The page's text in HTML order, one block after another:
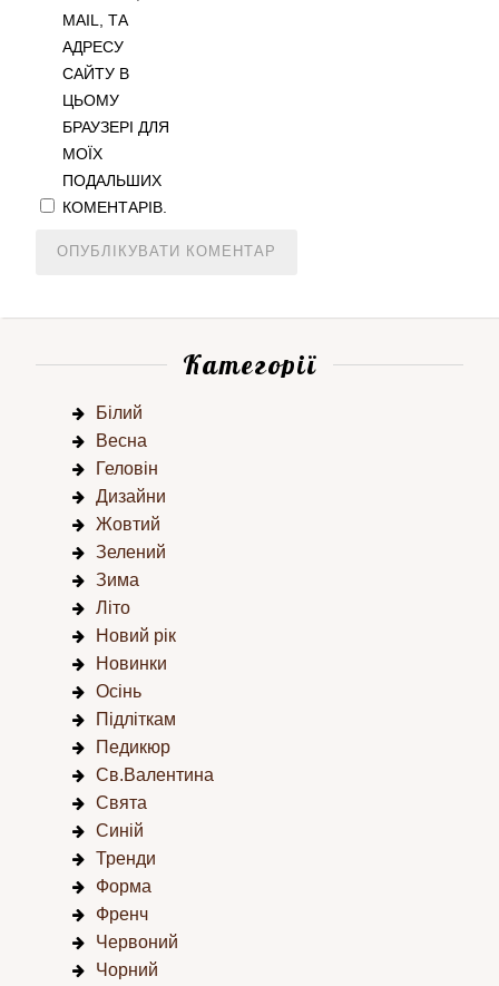
MAIL, ТА
АДРЕСУ
САЙТУ В
ЦЬОМУ
БРАУЗЕРІ ДЛЯ
МОЇХ
ПОДАЛЬШИХ
КОМЕНТАРІВ.
Категорії
Білий
Весна
Геловін
Дизайни
Жовтий
Зелений
Зима
Літо
Новий рік
Новинки
Осінь
Підліткам
Педикюр
Св.Валентина
Свята
Синій
Тренди
Форма
Френч
Червоний
Чорний